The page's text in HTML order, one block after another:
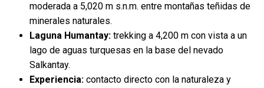
moderada a 5,020 m s.n.m. entre montañas teñidas de
minerales naturales.
Laguna Humantay: trekking a 4,200 m con vista a un
lago de aguas turquesas en la base del nevado
Salkantay.
Experiencia: contacto directo con la naturaleza y